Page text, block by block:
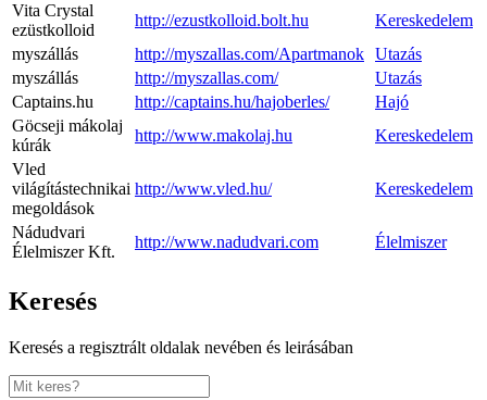
Vita Crystal
ezüstkolloid
http://ezustkolloid.bolt.hu
Kereskedelem
myszállás
http://myszallas.com/Apartmanok Utazás
myszállás
http://myszallas.com/
Utazás
Captains.hu
http://captains.hu/hajoberles/
Hajó
Göcseji mákolaj
kúrák
http://www.makolaj.hu
Kereskedelem
Vled
világítástechnikai
megoldások
http://www.vled.hu/ Kereskedelem
Nádudvari
Élelmiszer Kft.
http://www.nadudvari.com Élelmiszer
Keresés
Keresés a regisztrált oldalak nevében és leirásában